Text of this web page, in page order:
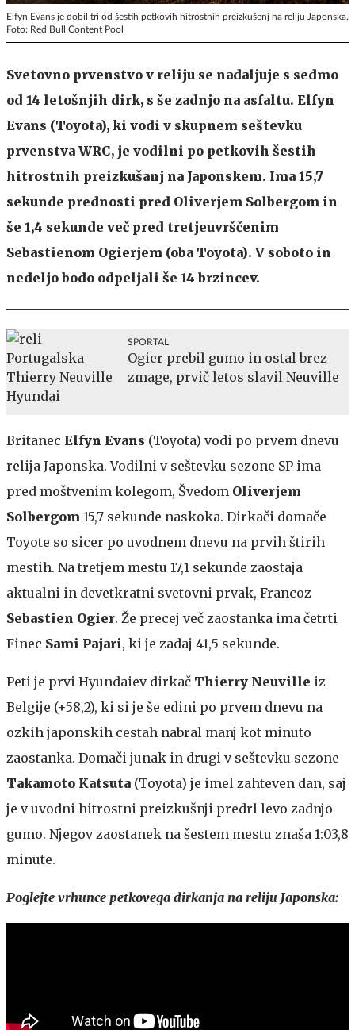
Elfyn Evans je dobil tri od šestih petkovih hitrostnih preizkušenj na reliju Japonska.
Foto: Red Bull Content Pool
Svetovno prvenstvo v reliju se nadaljuje s sedmo
od 14 letošnjih dirk, s še zadnjo na asfaltu. Elfyn
Evans (Toyota), ki vodi v skupnem seštevku
prvenstva WRC, je vodilni po petkovih šestih
hitrostnih preizkušanj na Japonskem. Ima 15,7
sekunde prednosti pred Oliverjem Solbergom in
še 1,4 sekunde več pred tretjeuvrščenim
Sebastienom Ogierjem (oba Toyota). V soboto in
nedeljo bodo odpeljali še 14 brzincev.
SPORTAL
Ogier prebil gumo in ostal brez
zmage, prvič letos slavil Neuville
Britanec Elfyn Evans (Toyota) vodi po prvem dnevu
relija Japonska. Vodilni v seštevku sezone SP ima
pred moštvenim kolegom, Švedom Oliverjem
Solbergom 15,7 sekunde naskoka. Dirkači domače
Toyote so sicer po uvodnem dnevu na prvih štirih
mestih. Na tretjem mestu 17,1 sekunde zaostaja
aktualni in devetkratni svetovni prvak, Francoz
Sebastien Ogier. Že precej več zaostanka ima četrti
Finec Sami Pajari, ki je zadaj 41,5 sekunde.
Peti je prvi Hyundaiev dirkač Thierry Neuville iz
Belgije (+58,2), ki si je še edini po prvem dnevu na
ozkih japonskih cestah nabral manj kot minuto
zaostanka. Domači junak in drugi v seštevku sezone
Takamoto Katsuta (Toyota) je imel zahteven dan, saj
je v uvodni hitrostni preizkušnji predrl levo zadnjo
gumo. Njegov zaostanek na šestem mestu znaša 1:03,8
minute.
Poglejte vrhunce petkovega dirkanja na reliju Japonska: